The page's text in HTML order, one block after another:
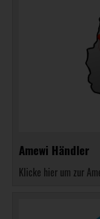
Amewi Händler
Klicke hier um zur